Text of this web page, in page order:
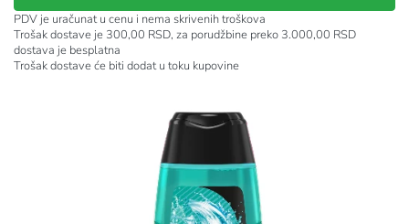
PDV je uračunat u cenu i nema skrivenih troškova
Trošak dostave je 300,00 RSD, za porudžbine preko 3.000,00 RSD
dostava je besplatna
Trošak dostave će biti dodat u toku kupovine